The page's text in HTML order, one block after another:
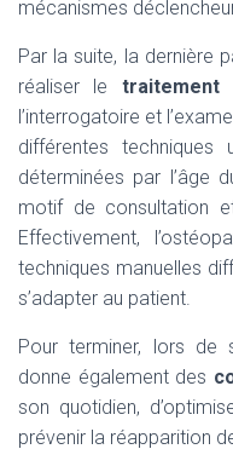
mécanismes
Par la suite, la dernière
réaliser le traitement
l’interrogatoire et
différentes
déterminées par l’âge
motif de consultation
Effectivement,
techniques manuelles
s’adapter au patient.
Pour terminer, lors de
donne également des
son quotidien,
prévenir la réapparition